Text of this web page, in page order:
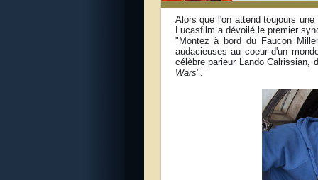
Alors que l'on attend toujours
Lucasfilm a dévoilé le premier
"Montez à bord du Faucon
audacieuses au coeur d'un
célèbre parieur Lando
Wars".